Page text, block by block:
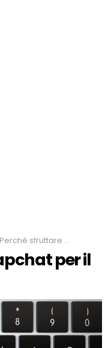
Perché sfruttare Snapchat per il marketing digitale
per il